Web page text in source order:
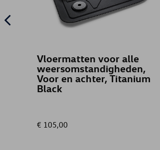
Vloermatten voor alle
weersomstandigheden,
Voor en achter, Titanium
Black
€ 105,00